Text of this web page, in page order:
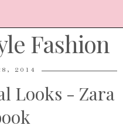
Fashion
2014
Looks - Zara